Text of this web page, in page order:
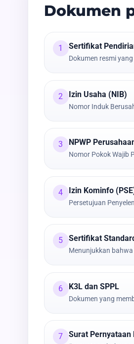
Dokumen
1 Sertifikat
Dokumen resmi
2 Izin Usaha (NIB)
Nomor Induk
3 NPWP
Nomor Pokok Wajib
4 Izin Kominfo
Persetujuan
5 Sertifikat
Menunjukkan
6 K3L dan SPPL
Dokumen yang
7 Surat Pernyataan